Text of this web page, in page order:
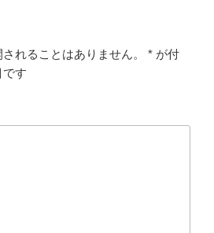
れることはありません。 * が付
です